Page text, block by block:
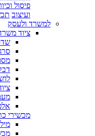
פיסול
ועיצוב
למשרד ולעסק
ציוד
מכשירי